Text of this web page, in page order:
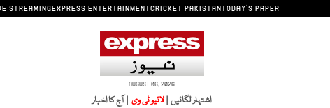
STREAMINGEXPRESS ENTERTAINMENTCRICKET PAKISTANTODAY'S PAPER
AUGUST 06, 2026
اشتہار لگائیں | | آج کا اخبار